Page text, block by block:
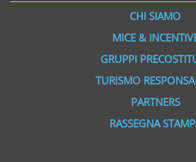
CHI SIAMO
MICE &
GRUPPI
TURISMO
PARTNERS
RASSEGNA